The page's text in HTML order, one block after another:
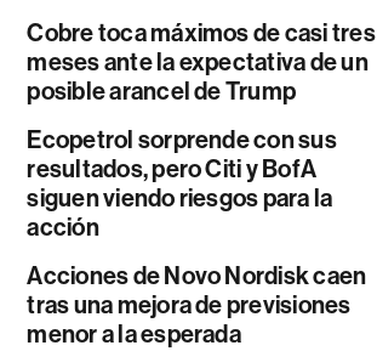
Cobre toca máximos de casi tres
meses ante la expectativa de un
posible arancel de Trump
Ecopetrol sorprende con sus
resultados, pero Citi y BofA
siguen viendo riesgos para la
acción
Acciones de Novo Nordisk caen
tras una mejora de previsiones
menor a la esperada